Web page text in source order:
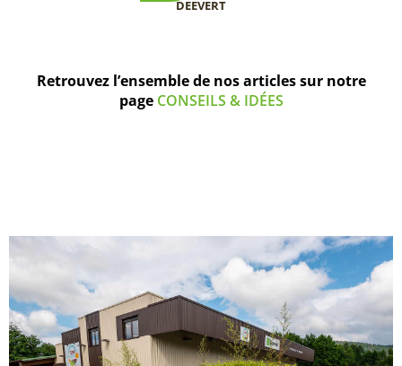
DEEVERT
Retrouvez l’ensemble de nos articles sur notre
page CONSEILS & IDÉES